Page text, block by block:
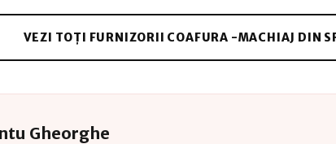
VEZI TOȚI FURNIZORII COAFURA -MACHIAJ DIN
Gheorghe